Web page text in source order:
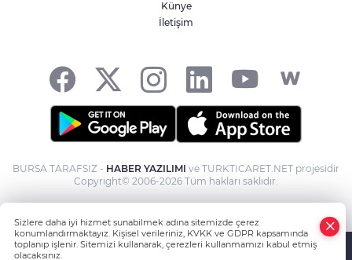
Künye
İletişim
BURSA TARAFSIZ - HABER YAZILIMI ve TURKTICARET.NET projesidir
Copyright© 2006-2026 Tüm hakları saklıdır.
Sizlere daha iyi hizmet sunabilmek adına sitemizde çerez
konumlandırmaktayız. Kişisel verileriniz, KVKK ve GDPR kapsamında
toplanıp işlenir. Sitemizi kullanarak, çerezleri kullanmamızı kabul etmiş
olacaksınız.